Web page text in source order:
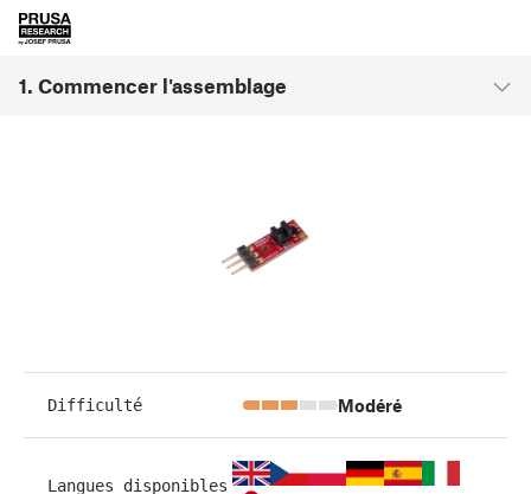
1. Commencer l'assemblage
Difficulté Modéré
Langues disponibles